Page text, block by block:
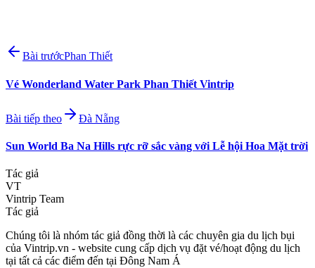
Bài trướcPhan Thiết
Vé Wonderland Water Park Phan Thiết Vintrip
Bài tiếp theo Đà Nẵng
Sun World Ba Na Hills rực rỡ sắc vàng với Lễ hội Hoa Mặt trời
Tác giả
VT
Vintrip Team
Tác giả
Chúng tôi là nhóm tác giả đồng thời là các chuyên gia du lịch bụi
của Vintrip.vn - website cung cấp dịch vụ đặt vé/hoạt động du lịch
tại tất cả các điểm đến tại Đông Nam Á